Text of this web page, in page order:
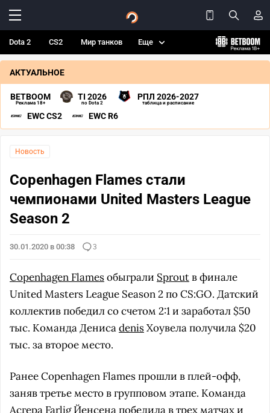
Dota 2 CS2 Мир танков Еще
АКТУАЛЬНОЕ
BETBOOM
Реклама 18+
TI 2026
по Dota 2
РПЛ 2026-2027
таблица и расписание
EWC CS2 EWC R6
Новость
Copenhagen Flames стали
чемпионами United Masters League
Season 2
30.01.2020 в 00:38 3
Copenhagen Flamesобыграли Sproutв финале
United Masters League Season 2 по CS:GO. Датский
коллектив победил со счетом 2:1 и заработал $50
тыс. Команда ДенисаdenisХоувела получила $20
тыс. за второе место.
Ранее Copenhagen Flames прошли в плей-офф,
заняв третье место в групповом этапе. Команда
Асгера FarligЙенсена победила в трех матчах и